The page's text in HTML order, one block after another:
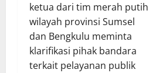
ketua dari tim merah putih
wilayah provinsi Sumsel
dan Bengkulu meminta
klarifikasi pihak bandara
terkait pelayanan publik